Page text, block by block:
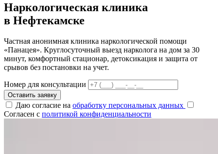
Наркологическая клиника
в Нефтекамске
Частная анонимная клиника наркологической помощи
«Панацея». Круглосуточный выезд нарколога на дом за 30
минут, комфортный стационар, детоксикация и защита от
срывов без постановки на учет.
Номер для консультации
Оставить заявку
Даю согласие на обработку персональных данных
Согласен с политикой конфиденциальности